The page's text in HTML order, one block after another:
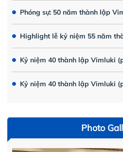
Phóng sự: 50 năm thành lập
Highlight lễ kỷ niệm 55 năm
Kỷ niệm 40 thành lập Vimluki
Kỷ niệm 40 thành lập Vimluki
Photo